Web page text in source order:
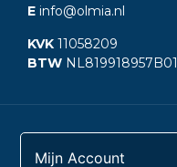
E info@olmia.nl
KVK 11058209
BTW NL819918957B01
Mijn Account